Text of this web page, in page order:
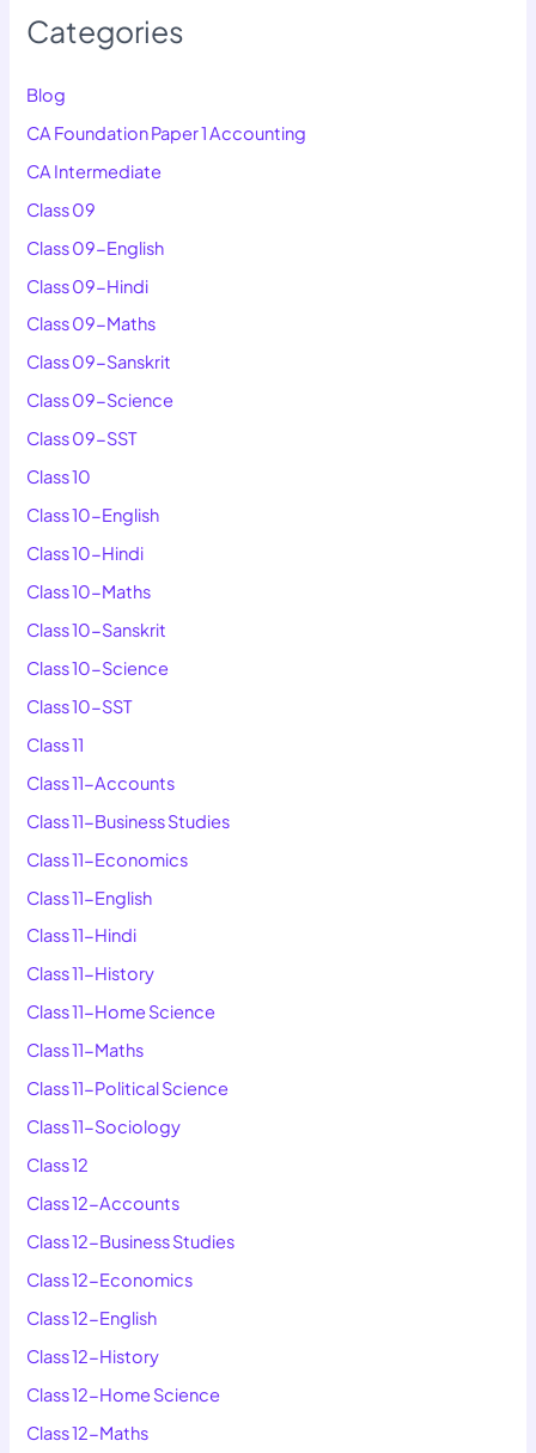
Categories
Blog
CA Foundation Paper 1 Accounting
CA Intermediate
Class 09
Class 09-English
Class 09-Hindi
Class 09-Maths
Class 09-Sanskrit
Class 09-Science
Class 09-SST
Class 10
Class 10-English
Class 10-Hindi
Class 10-Maths
Class 10-Sanskrit
Class 10-Science
Class 10-SST
Class 11
Class 11-Accounts
Class 11-Business Studies
Class 11-Economics
Class 11-English
Class 11-Hindi
Class 11-History
Class 11-Home Science
Class 11-Maths
Class 11-Political Science
Class 11-Sociology
Class 12
Class 12-Accounts
Class 12-Business Studies
Class 12-Economics
Class 12-English
Class 12-History
Class 12-Home Science
Class 12-Maths